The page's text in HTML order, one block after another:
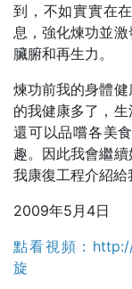
到，不如實實在
息，強化煉功並
臟腑和再生力。
煉功前我的身體
的我健康多了，
還可以品嚐各美
趣。因此我會繼
我康復工程介紹給
2009年5月4日
點看視頻：
旋